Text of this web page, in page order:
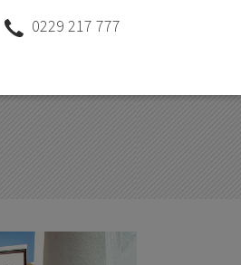
0229 217 777